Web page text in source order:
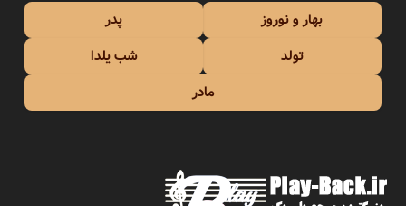
بهار و نوروز
پدر
تولد
شب یلدا
مادر